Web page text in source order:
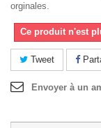
orginales.
Ce produit n'est
Tweet
Envoyer à un